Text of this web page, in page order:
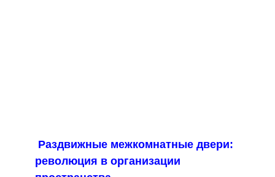
Раздвижные межкомнатные двери:
революция в организации